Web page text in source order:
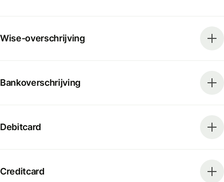
Wise-overschrijving
Bankoverschrijving
Debitcard
Creditcard